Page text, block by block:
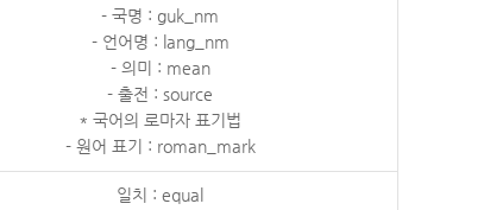
- 국명 : guk_nm
- 언어명 : lang_nm
- 의미 : mean
- 출전 : source
* 국어의 로마자 표기법
- 원어 표기 : roman_mark
일치 : equal